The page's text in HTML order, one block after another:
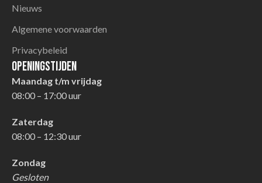
Nieuws
Algemene voorwaarden
Privacybeleid
Openingstijden
Maandag t/m vrijdag
08:00 – 17:00 uur
Zaterdag
08:00 – 12:30 uur
Zondag
Gesloten